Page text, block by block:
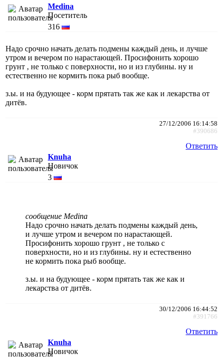
Medina
Посетитель
316
Надо срочно начать делать подмены каждый день, и лучше
утром и вечером по нарастающей. Просифонить хорошо
грунт , не только с поверхности, но и из глубины. ну и
естественно не кормить пока рыб вообще.
з.ы. и на будующее - корм прятать так же как и лекарства от
дитёв.
27/12/2006 16:14:58
#390686
Ответить
Knuha
Новичок
3
сообщение Medina
Надо срочно начать делать подмены каждый день,
и лучше утром и вечером по нарастающей.
Просифонить хорошо грунт , не только с
поверхности, но и из глубины. ну и естественно
не кормить пока рыб вообще.
з.ы. и на будующее - корм прятать так же как и
лекарства от дитёв.
30/12/2006 16:44:52
#391766
Ответить
Knuha
Новичок